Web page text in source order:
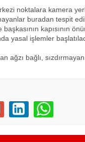
noktalara kamera
buradan tespit
kapısının
yasal işlemler
ağzı bağlı,